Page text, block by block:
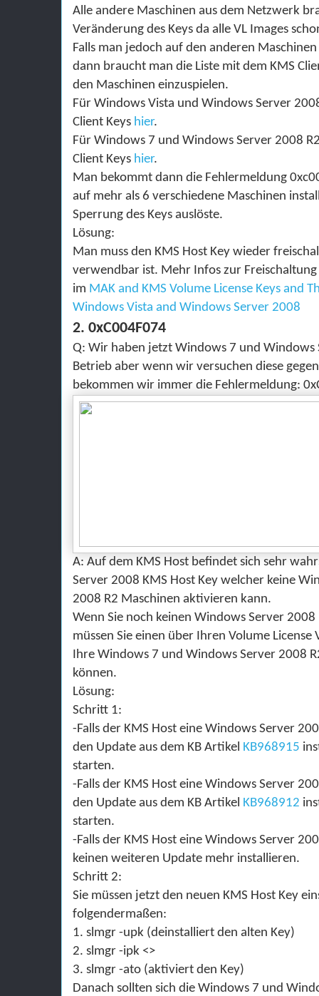
Alle andere Maschinen aus dem Netzwerk
Veränderung des Keys da alle VL Images
Falls man jedoch auf den anderen
dann braucht man die Liste mit dem KMS
den Maschinen einzuspielen.
Für Windows Vista und Windows Server
Client Keys hier.
Für Windows 7 und Windows Server 2008
Client Keys hier.
Man bekommt dann die Fehlermeldung
auf mehr als 6 verschiedene Maschinen
Sperrung des Keys auslöste.
Lösung:
Man muss den KMS Host Key wieder
verwendbar ist. Mehr Infos zur Freischaltung
im MAK and KMS Volume License Keys and
Windows Vista and Windows Server 2008
2. 0xC004F074
Q: Wir haben jetzt Windows 7 und Windows
Betrieb aber wenn wir versuchen diese
bekommen wir immer die Fehlermeldung:
A: Auf dem KMS Host befindet sich sehr
Server 2008 KMS Host Key welcher keine
2008 R2 Maschinen aktivieren kann.
Wenn Sie noch keinen Windows Server 2008
müssen Sie einen über Ihren Volume
Ihre Windows 7 und Windows Server 2008
können.
Lösung:
Schritt 1:
-Falls der KMS Host eine Windows Server
den Update aus dem KB Artikel KB968915
starten.
-Falls der KMS Host eine Windows Server
den Update aus dem KB Artikel KB968912
starten.
-Falls der KMS Host eine Windows Server
keinen weiteren Update mehr installieren.
Schritt 2:
Sie müssen jetzt den neuen KMS Host Key
folgendermaßen:
1. slmgr -upk (deinstalliert den alten Key)
2. slmgr -ipk <>
3. slmgr -ato (aktiviert den Key)
Danach sollten sich die Windows 7 und